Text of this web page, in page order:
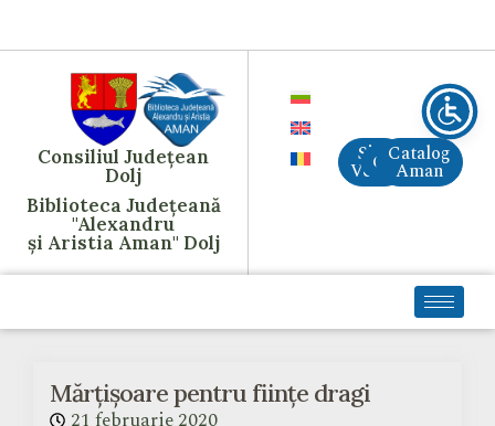
Consiliul Județean
Dolj
Biblioteca Județeană
"Alexandru
și Aristia Aman" Dolj
Site
VechiCreAI
Catalog
Aman
Mărțișoare pentru ființe dragi
21 februarie 2020